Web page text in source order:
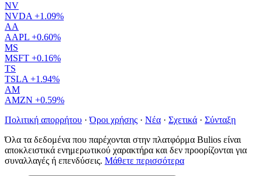
NV
NVDA +1.09%
AA
AAPL +0.60%
MS
MSFT +0.16%
TS
TSLA +1.94%
AM
AMZN +0.59%
Πολιτική απορρήτου · Όροι χρήσης · Νέα · Σχετικά · Σύνταξη
Όλα τα δεδομένα που παρέχονται στην πλατφόρμα Bulios είναι
αποκλειστικά ενημερωτικού χαρακτήρα και δεν προορίζονται για
συναλλαγές ή επενδύσεις. Μάθετε περισσότερα